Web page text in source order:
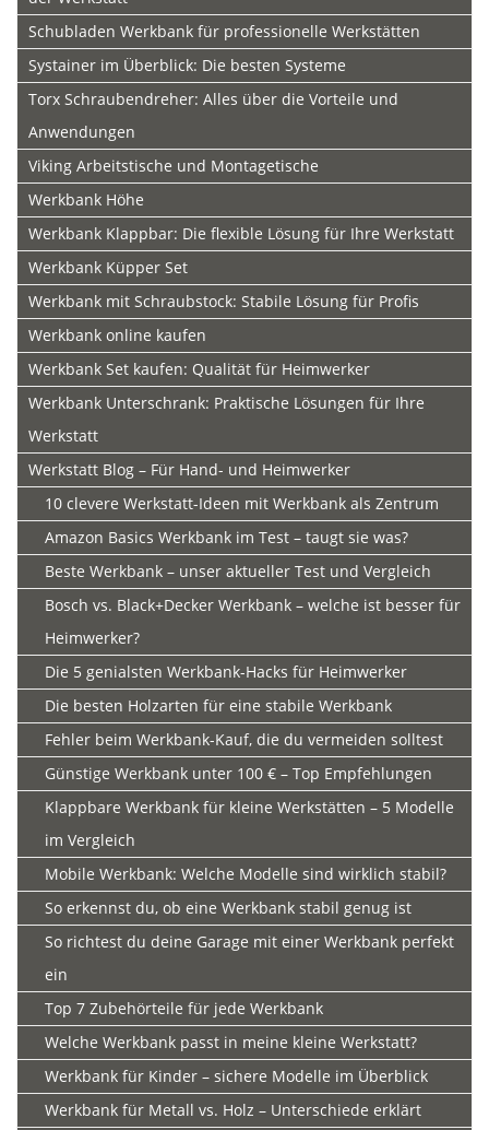
Schubladen Werkbank für professionelle Werkstätten
Systainer im Überblick: Die besten Systeme
Torx Schraubendreher: Alles über die Vorteile und
Anwendungen
Viking Arbeitstische und Montagetische
Werkbank Höhe
Werkbank Klappbar: Die flexible Lösung für Ihre Werkstatt
Werkbank Küpper Set
Werkbank mit Schraubstock: Stabile Lösung für Profis
Werkbank online kaufen
Werkbank Set kaufen: Qualität für Heimwerker
Werkbank Unterschrank: Praktische Lösungen für Ihre
Werkstatt
Werkstatt Blog – Für Hand- und Heimwerker
10 clevere Werkstatt-Ideen mit Werkbank als Zentrum
Amazon Basics Werkbank im Test – taugt sie was?
Beste Werkbank – unser aktueller Test und Vergleich
Bosch vs. Black+Decker Werkbank – welche ist besser für
Heimwerker?
Die 5 genialsten Werkbank-Hacks für Heimwerker
Die besten Holzarten für eine stabile Werkbank
Fehler beim Werkbank-Kauf, die du vermeiden solltest
Günstige Werkbank unter 100 € – Top Empfehlungen
Klappbare Werkbank für kleine Werkstätten – 5 Modelle
im Vergleich
Mobile Werkbank: Welche Modelle sind wirklich stabil?
So erkennst du, ob eine Werkbank stabil genug ist
So richtest du deine Garage mit einer Werkbank perfekt
ein
Top 7 Zubehörteile für jede Werkbank
Welche Werkbank passt in meine kleine Werkstatt?
Werkbank für Kinder – sichere Modelle im Überblick
Werkbank für Metall vs. Holz – Unterschiede erklärt